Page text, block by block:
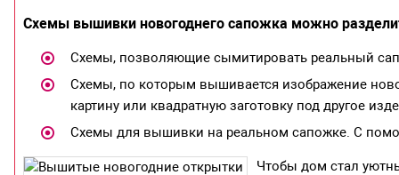
Схемы вышивки новогоднего сапожка можно
Схемы, позволяющие сымитировать реальный
Схемы, по которым вышивается изображение
картину или квадратную заготовку под другое
Схемы для вышивки на реальном сапожке. С
Чтобы дом стал